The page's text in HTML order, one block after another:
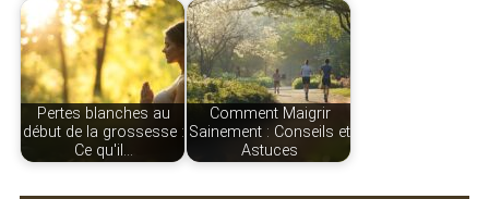
Pertes blanches au
début de la grossesse :
Ce qu'il…
Comment Maigrir
Sainement : Conseils et
Astuces